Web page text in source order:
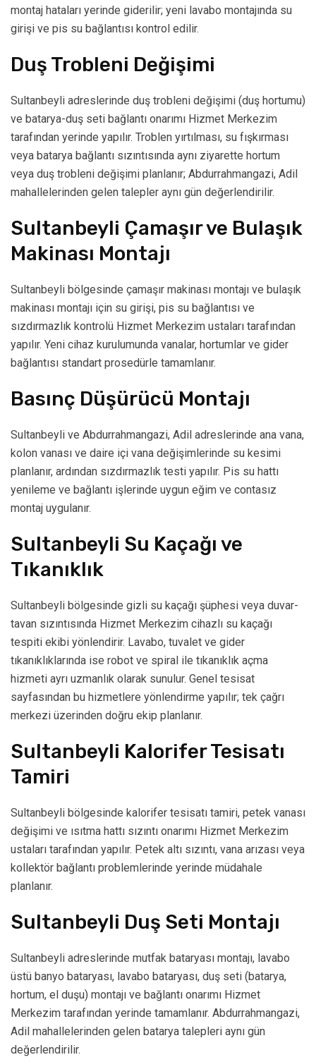
montaj hataları yerinde giderilir; yeni lavabo montajında su
girişi ve pis su bağlantısı kontrol edilir.
Duş Trobleni Değişimi
Sultanbeyli adreslerinde duş trobleni değişimi (duş hortumu)
ve batarya-duş seti bağlantı onarımı Hizmet Merkezim
tarafından yerinde yapılır. Troblen yırtılması, su fışkırması
veya batarya bağlantı sızıntısında aynı ziyarette hortum
veya duş trobleni değişimi planlanır; Abdurrahmangazi, Adil
mahallelerinden gelen talepler aynı gün değerlendirilir.
Sultanbeyli Çamaşır ve Bulaşık
Makinası Montajı
Sultanbeyli bölgesinde çamaşır makinası montajı ve bulaşık
makinası montajı için su girişi, pis su bağlantısı ve
sızdırmazlık kontrolü Hizmet Merkezim ustaları tarafından
yapılır. Yeni cihaz kurulumunda vanalar, hortumlar ve gider
bağlantısı standart prosedürle tamamlanır.
Basınç Düşürücü Montajı
Sultanbeyli ve Abdurrahmangazi, Adil adreslerinde ana vana,
kolon vanası ve daire içi vana değişimlerinde su kesimi
planlanır, ardından sızdırmazlık testi yapılır. Pis su hattı
yenileme ve bağlantı işlerinde uygun eğim ve contasız
montaj uygulanır.
Sultanbeyli Su Kaçağı ve
Tıkanıklık
Sultanbeyli bölgesinde gizli su kaçağı şüphesi veya duvar-
tavan sızıntısında Hizmet Merkezim cihazlı su kaçağı
tespiti ekibi yönlendirir. Lavabo, tuvalet ve gider
tıkanıklıklarında ise robot ve spiral ile tıkanıklık açma
hizmeti ayrı uzmanlık olarak sunulur. Genel tesisat
sayfasından bu hizmetlere yönlendirme yapılır; tek çağrı
merkezi üzerinden doğru ekip planlanır.
Sultanbeyli Kalorifer Tesisatı
Tamiri
Sultanbeyli bölgesinde kalorifer tesisatı tamiri, petek vanası
değişimi ve ısıtma hattı sızıntı onarımı Hizmet Merkezim
ustaları tarafından yapılır. Petek altı sızıntı, vana arızası veya
kollektör bağlantı problemlerinde yerinde müdahale
planlanır.
Sultanbeyli Duş Seti Montajı
Sultanbeyli adreslerinde mutfak bataryası montajı, lavabo
üstü banyo bataryası, lavabo bataryası, duş seti (batarya,
hortum, el duşu) montajı ve bağlantı onarımı Hizmet
Merkezim tarafından yerinde tamamlanır. Abdurrahmangazi,
Adil mahallelerinden gelen batarya talepleri aynı gün
değerlendirilir.